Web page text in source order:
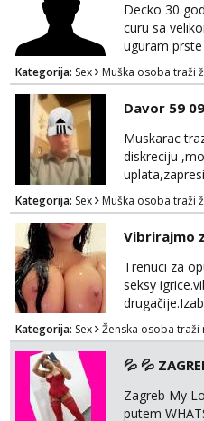
Decko 30
curu sa
uguram
parovi i
kakva
unaprijed
dolaze u
whatsapp
Kategorija: Sex Muška osoba traži
Davor 59
Muskarac
diskreciju
videa
Kategorija: Sex Muška osoba traži
Vibrirajmo
Trenuci za
seksy
tebe.sve info
Kategorija: Sex Ženska osoba traži
💦 💦
Zagreb My
putem